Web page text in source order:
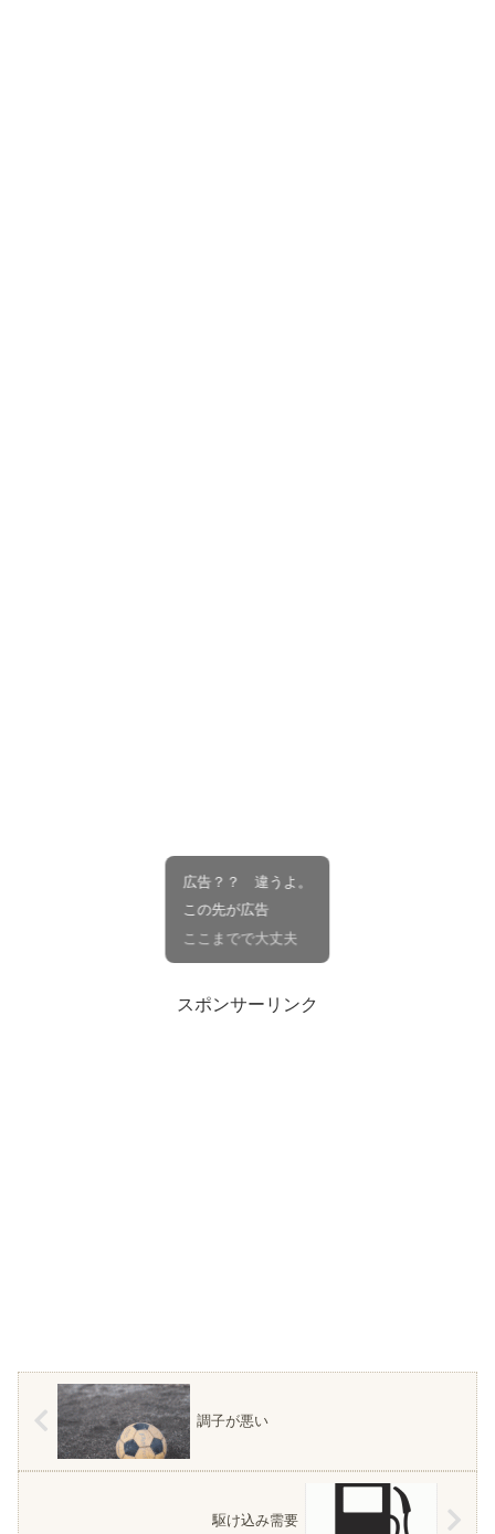
スポンサーリンク
調子が悪い
駆け込み需要
広告？？ 違うよ。
この先が広告
ここまでで大丈夫